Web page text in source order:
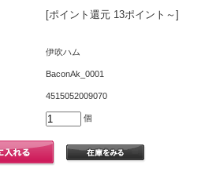
[ポイント還元 13ポイント～]
伊吹ハム
BaconAk_0001
4515052009070
個